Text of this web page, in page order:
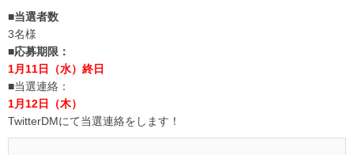
■当選者数
3名様
■応募期限：
1月11日（水）終日
■当選連絡：
1月12日（木）
TwitterDMにて当選連絡をします！